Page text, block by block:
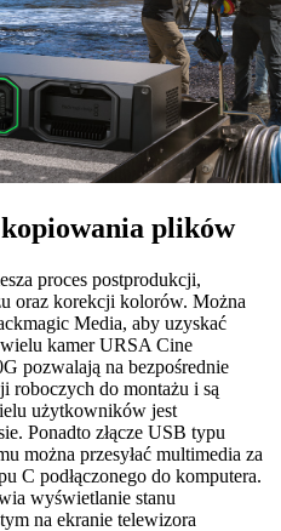
kopiowania plików
proces postprodukcji,
oraz korekcji kolorów. Można
Media, aby uzyskać
kamer URSA Cine
pozwalają na bezpośrednie
roboczych do montażu i są
użytkowników jest
Ponadto złącze USB typu
można przesyłać multimedia za
C podłączonego do komputera.
wyświetlanie stanu
na ekranie telewizora